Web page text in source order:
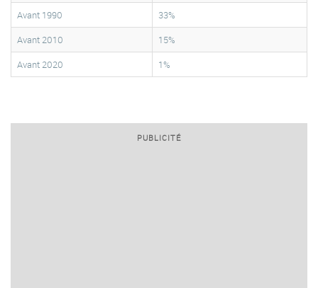
Avant 1990
33%
Avant 2010
15%
Avant 2020
1%
PUBLICITÉ